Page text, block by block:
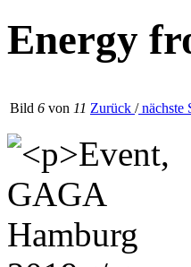
Energy
Bild 6 von 11 Zurück /nächste